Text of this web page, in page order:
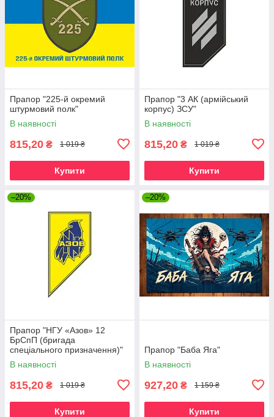
Прапор "225-й окремий
штурмовий полк"
В наявності
815,20 ₴ 1 019 ₴
Купити
Прапор "3 АК (армійський
корпус) ЗСУ"
В наявності
815,20 ₴ 1 019 ₴
Купити
–20%
Прапор "НГУ «Азов» 12
БрСпП (бригада
спеціального призначення)"
В наявності
815,20 ₴ 1 019 ₴
Купити
–20%
Прапор "Баба Яга"
В наявності
927,20 ₴ 1 159 ₴
Купити